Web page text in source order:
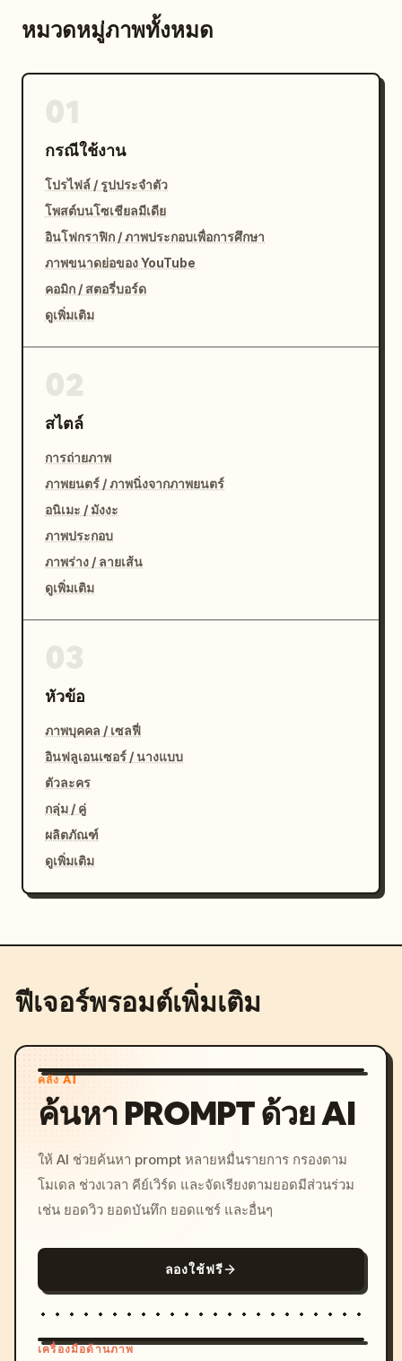
หมวดหมู่ภาพทั้งหมด
กรณีใช้งาน
โปรไฟล์ / รูปประจำตัว
โพสต์บนโซเชียลมีเดีย
อินโฟกราฟิก / ภาพประกอบเพื่อการศึกษา
ภาพขนาดย่อของ YouTube
คอมิก / สตอรี่บอร์ด
ดูเพิ่มเติม
สไตล์
การถ่ายภาพ
ภาพยนตร์ / ภาพนิ่งจากภาพยนตร์
อนิเมะ / มังงะ
ภาพประกอบ
ภาพร่าง / ลายเส้น
ดูเพิ่มเติม
หัวข้อ
ภาพบุคคล / เซลฟี่
อินฟลูเอนเซอร์ / นางแบบ
ตัวละคร
กลุ่ม / คู่
ผลิตภัณฑ์
ดูเพิ่มเติม
ฟีเจอร์พรอมต์เพิ่มเติม
คลัง AI
ค้นหา PROMPT ด้วย AI
ให้ AI ช่วยค้นหา prompt หลายหมื่นรายการ กรองตาม
โมเดล ช่วงเวลา คีย์เวิร์ด และจัดเรียงตามยอดมีส่วนร่วม
เช่น ยอดวิว ยอดบันทึก ยอดแชร์ และอื่นๆ
ลองใช้ฟรี
เครื่องมือด้านภาพ